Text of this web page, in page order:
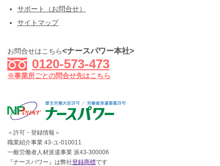
サポート（お問合せ）
サイトマップ
お問合せはこちら<ナースパワー本社>
0120-573-473
※事業所ごとの問合せ先はこちら
＜許可・登録情報＞
職業紹介事業 43-ユ-010011
一般労働者人材派遣事業 派43-300006
『ナースパワー』は弊社登録商標です